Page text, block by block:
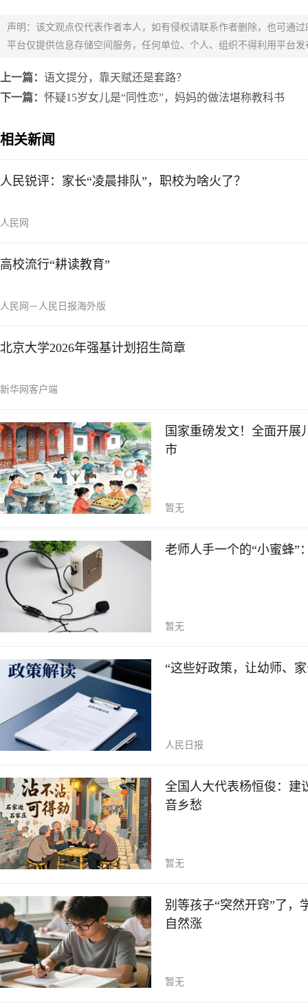
声明：该文观点仅代表作者本人，如有侵权请联系作者删除，也可通
平台仅提供信息存储空间服务，任何单位、个人、组织不得利用平台
上一篇： 语文提分，靠天赋还是套路？
下一篇： 怀疑15岁女儿是“同性恋”，妈妈的做法堪称教科书
相关新闻
人民锐评：家长“凌晨排队”，职校为啥火了？
人民网
高校流行“耕读教育”
人民网－人民日报海外版
北京大学2026年强基计划招生简章
新华网客户端
国家重磅发文！全面开展
市
暂无
老师人手一个的“小蜜蜂”
暂无
“这些好政策，让幼师、
人民日报
全国人大代表杨恒俊：建
音乡愁
暂无
别等孩子“突然开窍”了，
自然涨
暂无